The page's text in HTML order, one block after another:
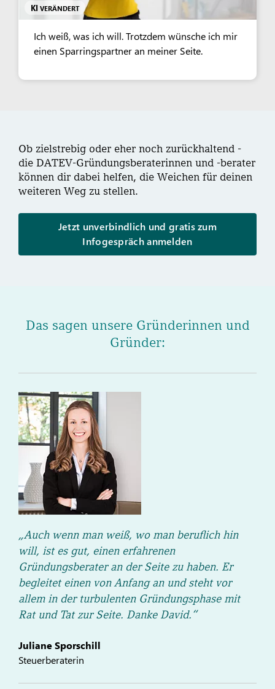
KI VERÄNDERT
Ich weiß, was ich will. Trotzdem wünsche ich mir
einen Sparringspartner an meiner Seite.
Ob zielstrebig oder eher noch zurückhaltend -
die DATEV-Gründungsberaterinnen und -berater
können dir dabei helfen, die Weichen für deinen
weiteren Weg zu stellen.
Jetzt unverbindlich und gratis zum
Infogespräch anmelden
Das sagen unsere Gründerinnen und
Gründer:
„Auch wenn man weiß, wo man beruflich hin
will, ist es gut, einen erfahrenen
Gründungsberater an der Seite zu haben. Er
begleitet einen von Anfang an und steht vor
allem in der turbulenten Gründungsphase mit
Rat und Tat zur Seite. Danke David.“
Juliane Sporschill
Steuerberaterin